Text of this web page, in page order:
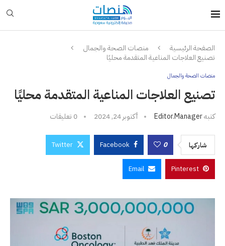
الصفحة الرئيسية
منصات الصحة والجمال
تصنيع العلاجات المناعية المتقدمة محليًا
منصات الصحة والجمال
تصنيع العلاجات المناعية المتقدمة محليًا
كتبهEditor.manager أكتوبر 24, 2024 0 تعليقات
شاركها 0
Facebook
Twitter
Pinterest
Email